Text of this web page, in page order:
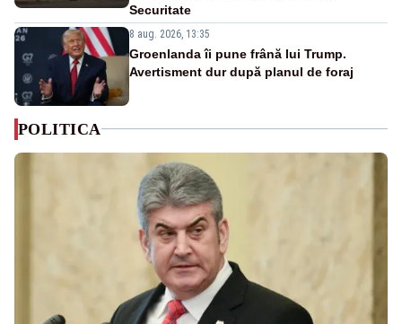
Securitate
8 aug. 2026, 13:35
Groenlanda îi pune frână lui Trump.
Avertisment dur după planul de foraj
POLITICA